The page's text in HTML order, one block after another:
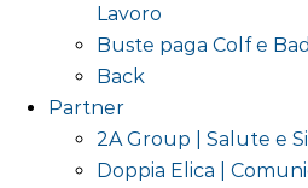
Lavoro
Buste paga Colf e
Back
Partner
2A Group | Salute e
Doppia Elica |